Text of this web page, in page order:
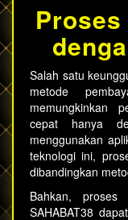
Salah satu
metode
memungkinkan
cepat hanya
menggunakan
teknologi ini,
dibandingkan
Bahkan,
SAHABAT38